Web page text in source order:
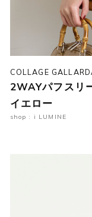
COLLAGE
2WAYパフスリ
イエロー
shop : i LUMINE